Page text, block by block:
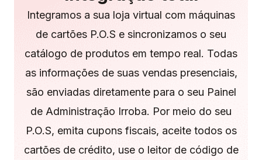
Integramos a sua loja virtual com máquinas
de cartões P.O.S e sincronizamos o seu
catálogo de produtos em tempo real. Todas
as informações de suas vendas presenciais,
são enviadas diretamente para o seu Painel
de Administração Irroba. Por meio do seu
P.O.S, emita cupons fiscais, aceite todos os
cartões de crédito, use o leitor de código de